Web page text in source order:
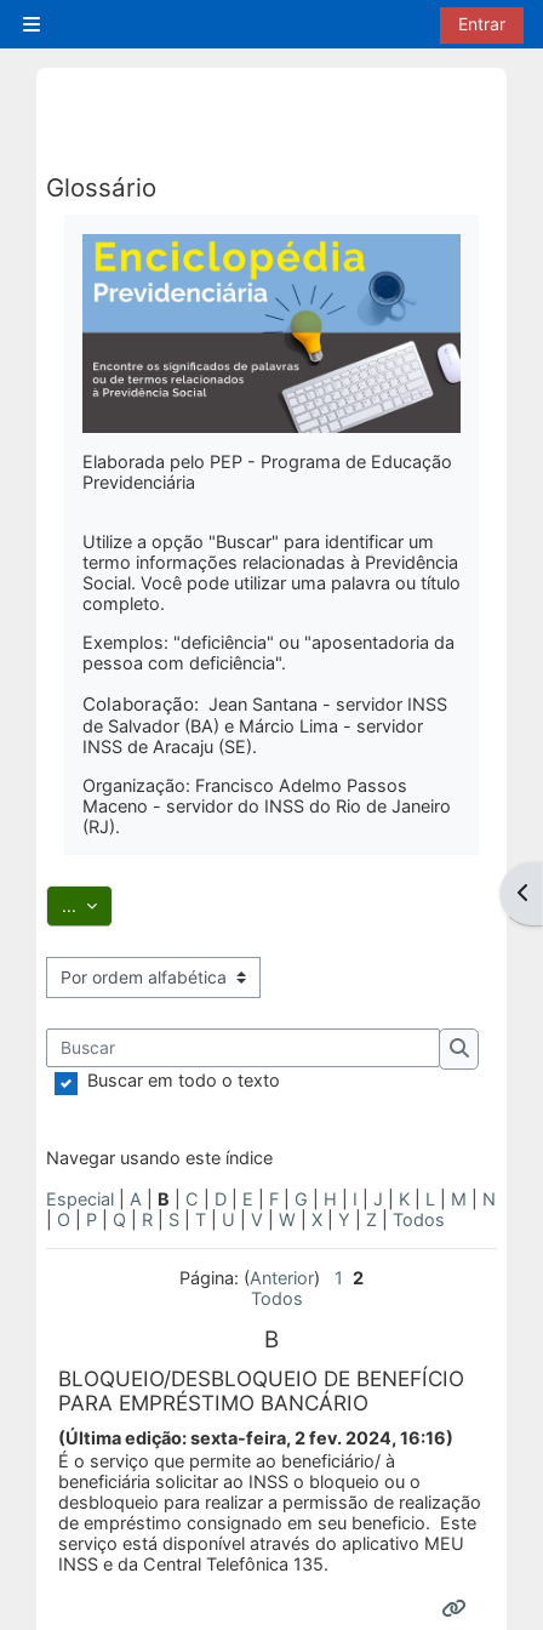
Painel lateral
Entrar
Glossário
Elaborada pelo PEP - Programa de Educação
Previdenciária
Utilize a opção "Buscar" para identificar um
termo informações relacionadas à Previdência
Social. Você pode utilizar uma palavra ou título
completo.
Exemplos: "deficiência" ou "aposentadoria da
pessoa com deficiência".
Colaboração: Jean Santana - servidor INSS
de Salvador (BA) e Márcio Lima - servidor
INSS de Aracaju (SE).
Organização: Francisco Adelmo Passos
Maceno - servidor do INSS do Rio de Janeiro
(RJ).
... Exportar itens
Navegar usando este índice
Buscar
Buscar
Buscar em todo o texto
Navegar usando este índice
Especial| A B C D| E F| G H I J K| L M
N
O P| Q R| S| T| U V| W| X| Y Z Todos
Página: (Anterior) 1 2
Todos
B
BLOQUEIO/DESBLOQUEIO DE BENEFÍCIO
PARA EMPRÉSTIMO BANCÁRIO
(Última edição: sexta-feira, 2 fev. 2024, 16:16)
É o serviço que permite ao beneficiário/ à
beneficiária solicitar ao INSS o bloqueio ou o
desbloqueio para realizar a permissão de realização
de empréstimo consignado em seu beneficio. Este
serviço está disponível através do aplicativo MEU
INSS e da Central Telefônica 135.